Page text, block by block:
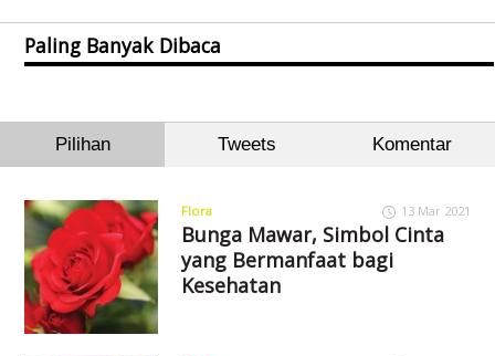
Paling Banyak Dibaca
Pilihan Tweets Komentar
Flora 13 Mar 2021
Bunga Mawar, Simbol Cinta
yang Bermanfaat bagi
Kesehatan